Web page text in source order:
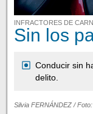
INFRACTORES DE
Sin los
Conducir sin
delito.
Silvia FERNÁNDEZ /